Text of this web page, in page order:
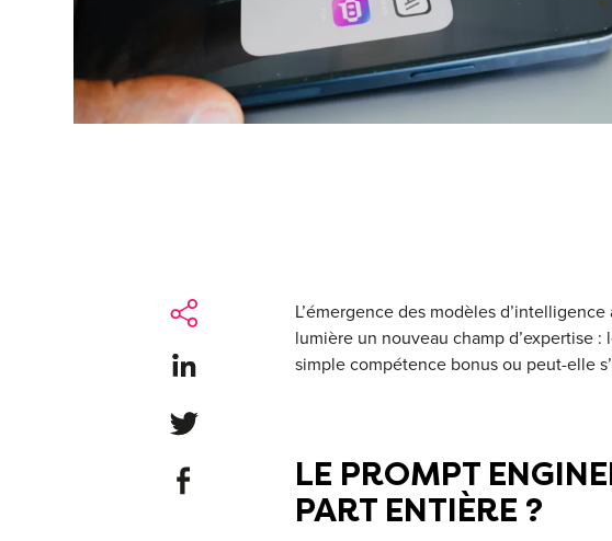
Share on LinkedIn
Share on Twitter
Share on Facebook
L’émergence des modèles
lumière un nouveau champ d’expertise
simple compétence bonus ou peut-elle
LE PROMPT
PART ENTIÈRE ?